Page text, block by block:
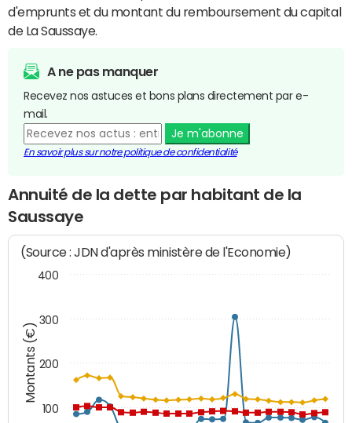
d'emprunts et du montant du remboursement du capital
de La Saussaye.
A ne pas manquer
Recevez nos astuces et bons plans directement par e-
mail.
Je m'abonne
En savoir plus sur notre politique de confidentialité
Annuité de la dette par habitant de la
Saussaye
Montants (€)
(Source : JDN d'après ministère de l'Economie)
100
200
300
400